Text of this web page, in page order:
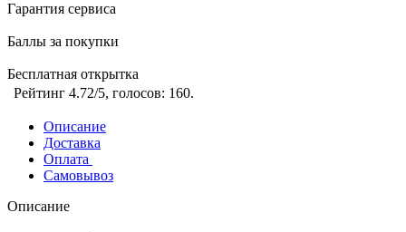
Гарантия сервиса
Баллы за покупки
Бесплатная открытка
Рейтинг 4.72/5, голосов: 160.
Описание
Доставка
Оплата
Самовывоз
Описание